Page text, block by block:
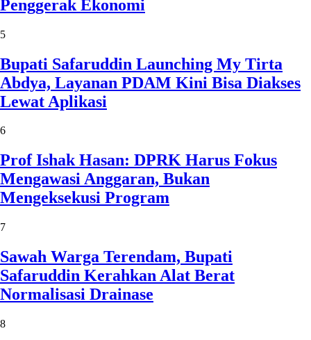
Penggerak Ekonomi
5
Bupati Safaruddin Launching My Tirta
Abdya, Layanan PDAM Kini Bisa Diakses
Lewat Aplikasi
6
Prof Ishak Hasan: DPRK Harus Fokus
Mengawasi Anggaran, Bukan
Mengeksekusi Program
7
Sawah Warga Terendam, Bupati
Safaruddin Kerahkan Alat Berat
Normalisasi Drainase
8